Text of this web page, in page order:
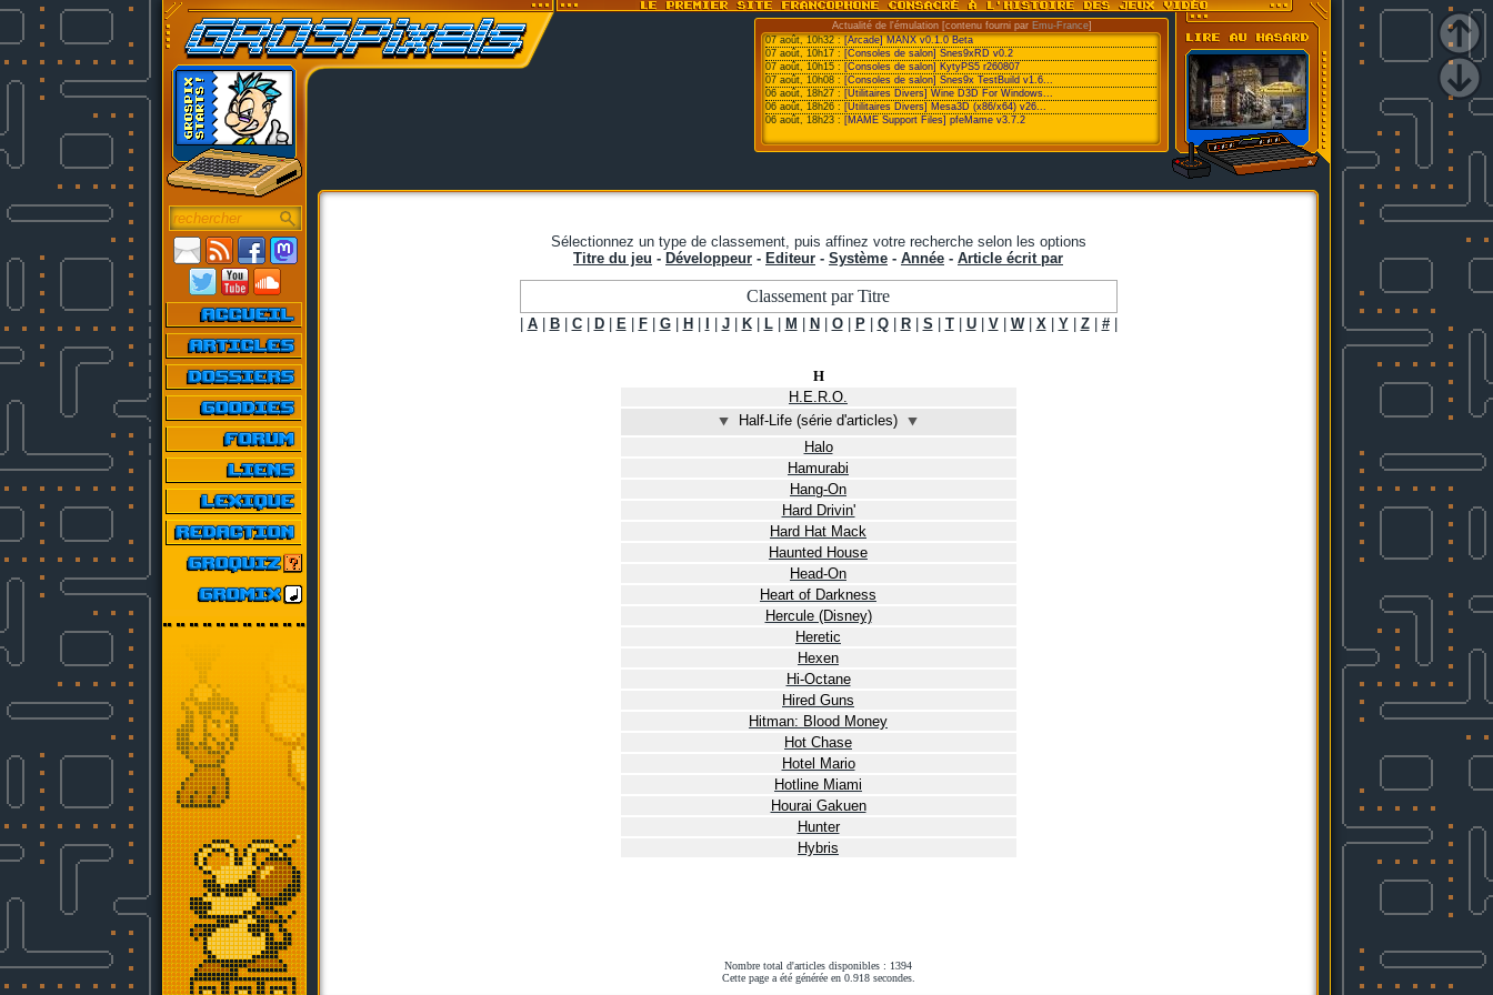
Actualité de l'émulation [contenu fourni par Emu-France]
07 août, 10h32 :[Arcade] MANX v0.1.0 Beta
07 août, 10h17 : [Consoles de salon] Snes9xRD v0.2
07 août, 10h15 : [Consoles de salon] KytyPS5 r260807
07 août, 10h08 : [Consoles de salon] Snes9x TestBuild v1.6...
06 août, 18h27 : [Utilitaires Divers] Wine D3D For Windows...
06 août, 18h26 : [Utilitaires Divers] Mesa3D (x86/x64) v26...
06 août, 18h23 : [MAME Support Files] pfeMame v3.7.2
Sélectionnez un type de classement, puis affinez votre recherche selon les options
Titre du jeu - Développeur - Editeur - Système - Année - Article écrit par
Classement par Titre
A| B| C| D| E| F| G| H J| K| L| M N O| P| Q| R| S T| U| V| W| X| Y| Z| #|
H
H.E.R.O.
⯆
Half-Life (série d'articles) ⯆
Halo
Hamurabi
Hang-On
Hard Drivin'
Hard Hat Mack
Haunted House
Head-On
Heart of Darkness
Hercule (Disney)
Heretic
Hexen
Hi-Octane
Hired Guns
Hitman: Blood Money
Hot Chase
Hotel Mario
Hotline Miami
Hourai Gakuen
Hunter
Hybris
Nombre total d'articles disponibles : 1394
Cette page a été générée en 0.918 secondes.